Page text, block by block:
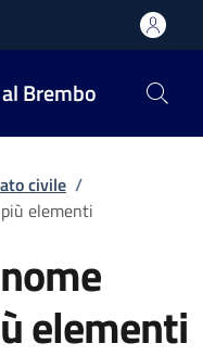
Brembo
civile /
elementi
elementi